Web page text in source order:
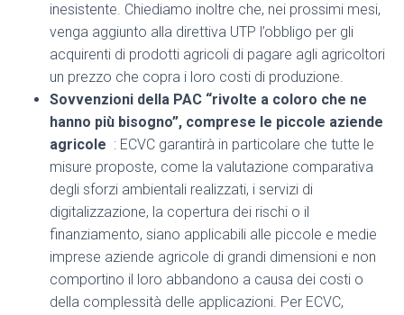
inesistente. Chiediamo inoltre che, nei prossimi mesi,
venga aggiunto alla direttiva UTP l’obbligo per gli
acquirenti di prodotti agricoli di pagare agli agricoltori
un prezzo che copra i loro costi di produzione.
Sovvenzioni della PAC “rivolte a coloro che ne
hanno più bisogno”, comprese le piccole aziende
agricole : ECVC garantirà in particolare che tutte le
misure proposte, come la valutazione comparativa
degli sforzi ambientali realizzati, i servizi di
digitalizzazione, la copertura dei rischi o il
finanziamento, siano applicabili alle piccole e medie
imprese aziende agricole di grandi dimensioni e non
comportino il loro abbandono a causa dei costi o
della complessità delle applicazioni. Per ECVC,